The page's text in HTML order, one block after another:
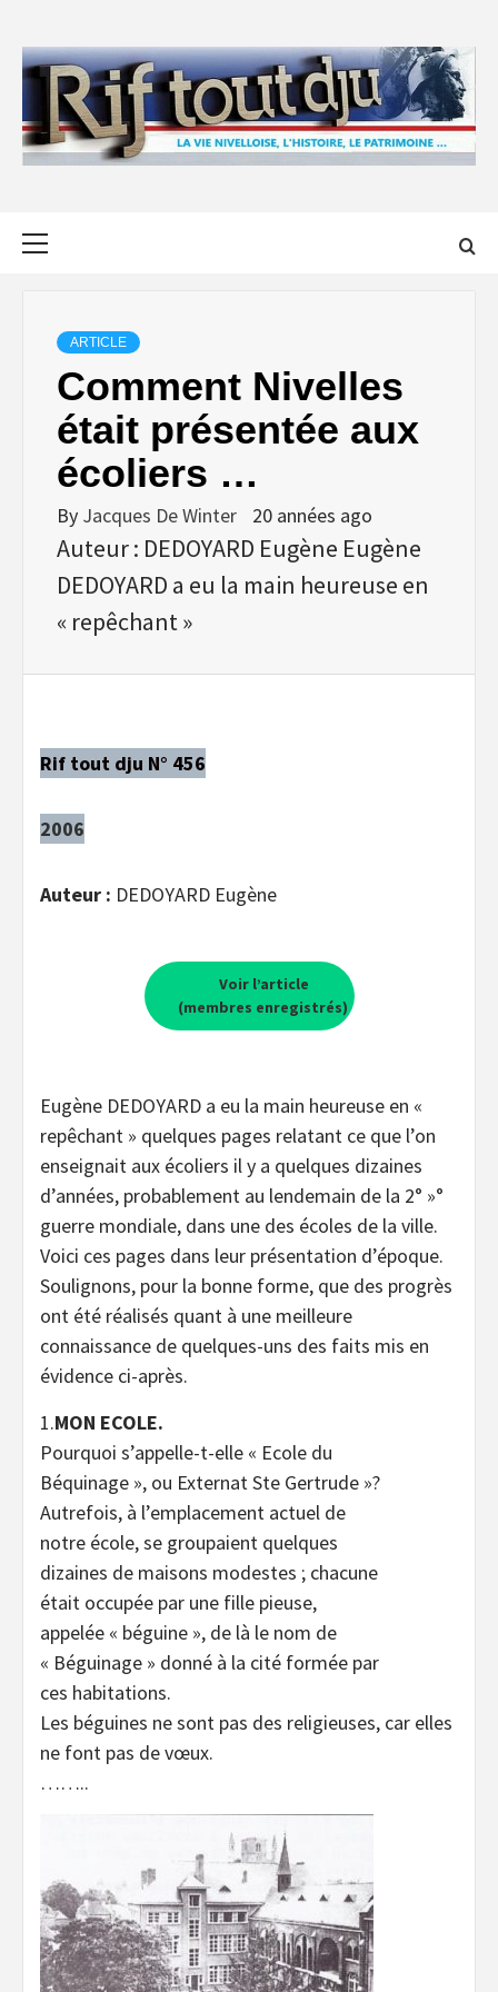
content
ARTICLE
Comment Nivelles
était présentée aux
écoliers …
By Jacques De Winter 20 années ago
Auteur : DEDOYARD Eugène Eugène
DEDOYARD a eu la main heureuse en
« repêchant »
Rif tout dju N° 456
2006
Auteur : DEDOYARD Eugène
Voir l’article
(membres enregistrés)
Eugène DEDOYARD a eu la main heureuse en «
repêchant » quelques pages relatant ce que l’on
enseignait aux écoliers il y a quelques dizaines
d’années, probablement au lendemain de la 2° »°
guerre mondiale, dans une des écoles de la ville.
Voici ces pages dans leur présentation d’époque.
Soulignons, pour la bonne forme, que des progrès
ont été réalisés quant à une meilleure
connaissance de quelques-uns des faits mis en
évidence ci-après.
1.MON ECOLE.
Pourquoi s’appelle-t-elle « Ecole du
Béquinage », ou Externat Ste Gertrude »?
Autrefois, à l’emplacement actuel de
notre école, se groupaient quelques
dizaines de maisons modestes ; chacune
était occupée par une fille pieuse,
appelée « béguine », de là le nom de
« Béguinage » donné à la cité formée par
ces habitations.
Les béguines ne sont pas des religieuses, car elles
ne font pas de vœux.
……..